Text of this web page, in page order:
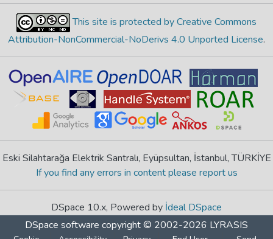
This site is protected by Creative Commons
Attribution-NonCommercial-NoDerivs 4.0 Unported License.
Eski Silahtarağa Elektrik Santralı, Eyüpsultan, İstanbul, TÜRKİYE
If you find any errors in content please report us
DSpace 10.x, Powered by İdeal DSpace
DSpace software copyright © 2002-2026 LYRASIS